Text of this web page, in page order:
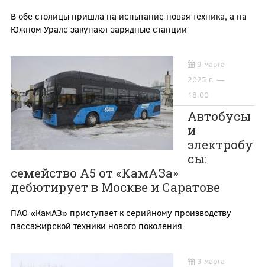
В обе столицы пришла на испытание новая техника, а на
Южном Урале закупают зарядные станции
9 марта
2025 г. —
18:00
Автобусы
и
электробу
сы:
семейство А5 от «КамАЗа»
дебютирует в Москве и Саратове
ПАО «КамАЗ» приступает к серийному производству
пассажирской техники нового поколения
3 марта